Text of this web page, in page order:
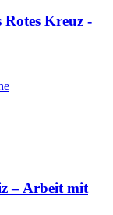
Rotes Kreuz -
– Arbeit mit